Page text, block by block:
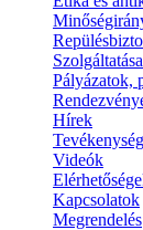
Pályázatok,
Hírek
Videók
Kapcsolatok
Megrendelés